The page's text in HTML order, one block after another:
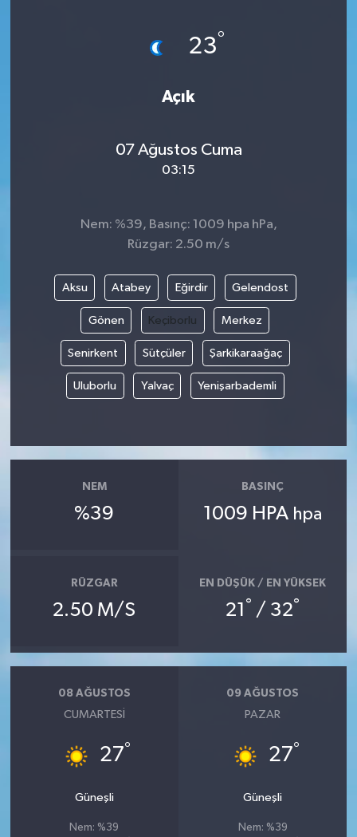
23°
Açık
07 Ağustos Cuma
03:15
Nem: %39, Basınç: 1009 hpa hPa,
Rüzgar: 2.50 m/s
Aksu Atabey Eğirdir Gelendost
Gönen Keçiborlu Merkez
Senirkent Sütçüler Şarkikaraağaç
Uluborlu Yalvaç Yenişarbademli
NEM
%39
BASINÇ
1009 HPA hpa
RÜZGAR
2.50 M/S
EN DÜŞÜK / EN YÜKSEK
21 ° / 32°
08 AĞUSTOS
CUMARTESI
27°
Güneşli
Nem: %39
09 AĞUSTOS
PAZAR
27°
Güneşli
Nem: %39
POLİTİKA
RESMİ İLANLAR
SAĞLIK
Spor
Tarihi Yapılarımız
Yerel